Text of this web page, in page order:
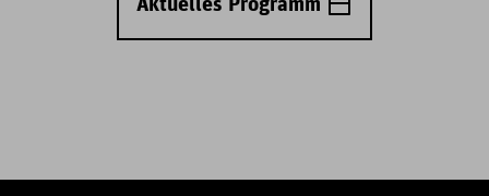
Aktuelles Programm